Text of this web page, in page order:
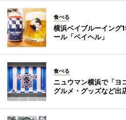
食べる
横浜ベイブルーイン
ール「ベイヘル」
食べる
ニュウマン横浜で「
グルメ・グッズなど出